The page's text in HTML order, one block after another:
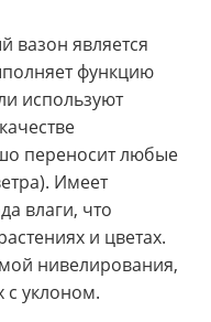
вазон является
функцию
используют
переносит любые
Имеет
влаги, что
и цветах.
нивелирования,
с уклоном.